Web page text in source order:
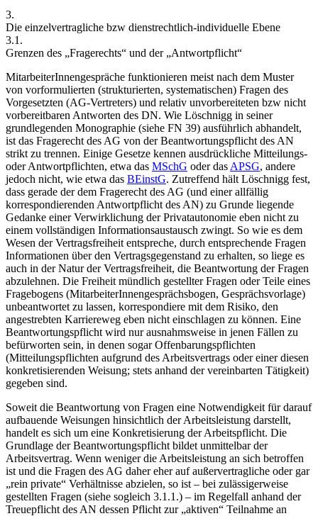
3.
Die einzelvertragliche bzw dienstrechtlich-individuelle Ebene
3.1.
Grenzen des „Fragerechts“ und der „Antwortpflicht“
MitarbeiterInnengespräche funktionieren meist nach dem Muster
von vorformulierten (strukturierten, systematischen) Fragen des
Vorgesetzten (AG-Vertreters) und relativ unvorbereiteten bzw nicht
vorbereitbaren Antworten des DN. Wie Löschnigg in seiner
grundlegenden Monographie (siehe FN 39) ausführlich abhandelt,
ist das Fragerecht des AG von der Beantwortungspflicht des AN
strikt zu trennen. Einige Gesetze kennen ausdrückliche Mitteilungs-
oder Antwortpflichten, etwa das MSchG oder das APSG, andere
jedoch nicht, wie etwa das BEinstG. Zutreffend hält Löschnigg fest,
dass gerade der dem Fragerecht des AG (und einer allfällig
korrespondierenden Antwortpflicht des AN) zu Grunde liegende
Gedanke einer Verwirklichung der Privatautonomie eben nicht zu
einem vollständigen Informationsaustausch zwingt. So wie es dem
Wesen der Vertragsfreiheit entspreche, durch entsprechende Fragen
Informationen über den Vertragsgegenstand zu erhalten, so liege es
auch in der Natur der Vertragsfreiheit, die Beantwortung der Fragen
abzulehnen. Die Freiheit mündlich gestellter Fragen oder Teile eines
Fragebogens (MitarbeiterInnengesprächsbogen, Gesprächsvorlage)
unbeantwortet zu lassen, korrespondiere mit dem Risiko, den
angestrebten Karriereweg eben nicht einschlagen zu können. Eine
Beantwortungspflicht wird nur ausnahmsweise in jenen Fällen zu
befürworten sein, in denen sogar Offenbarungspflichten
(Mitteilungspflichten aufgrund des Arbeitsvertrags oder einer diesen
konkretisierenden Weisung; stets anhand der vereinbarten Tätigkeit)
gegeben sind.
Soweit die Beantwortung von Fragen eine Notwendigkeit für darauf
aufbauende Weisungen hinsichtlich der Arbeitsleistung darstellt,
handelt es sich um eine Konkretisierung der Arbeitspflicht. Die
Grundlage der Beantwortungspflicht bildet unmittelbar der
Arbeitsvertrag. Wenn weniger die Arbeitsleistung an sich betroffen
ist und die Fragen des AG daher eher auf außervertragliche oder gar
„rein private“ Verhältnisse abzielen, so ist – bei zulässigerweise
gestellten Fragen (siehe sogleich 3.1.1.) – im Regelfall anhand der
Treuepflicht des AN dessen Pflicht zur „aktiven“ Teilnahme an